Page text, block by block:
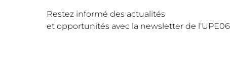
Restez informé des actualités
et opportunités avec la newsletter de l’UPE06